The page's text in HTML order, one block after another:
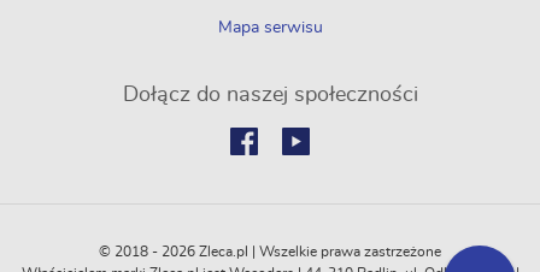
Mapa serwisu
Dołącz do naszej społeczności
© 2018 - 2026 Zleca.pl | Wszelkie prawa zastrzeżone